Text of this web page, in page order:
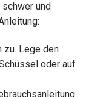
und
zu. Lege den
oder auf